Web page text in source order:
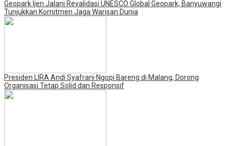
Geopark Ijen Jalani Revalidasi UNESCO Global Geopark, Banyuwangi
Tunjukkan Komitmen Jaga Warisan Dunia
Presiden LIRA Andi Syafrani Ngopi Bareng di Malang, Dorong
Organisasi Tetap Solid dan Responsif